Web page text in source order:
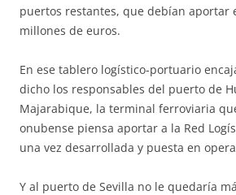
puertos restantes, que debían aportar
millones de euros.
En ese tablero logístico-portuario
dicho los responsables del puerto de
Majarabique, la terminal ferroviaria
onubense piensa aportar a la Red
una vez desarrollada y puesta en
Y al puerto de Sevilla no le quedaría